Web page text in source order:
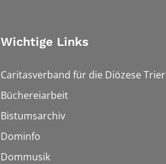
Wichtige Links
Caritasverband für die Diözese Trier
Büchereiarbeit
Bistumsarchiv
Dominfo
Dommusik